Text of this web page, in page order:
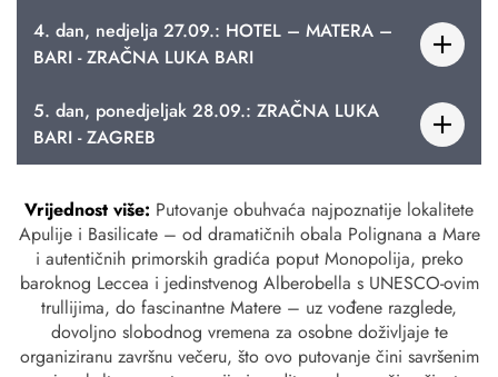
4. dan, nedjelja 27.09.: HOTEL – MATERA –
BARI - ZRAČNA LUKA BARI
5. dan, ponedjeljak 28.09.: ZRAČNA LUKA
BARI - ZAGREB
Vrijednost više: Putovanje obuhvaća najpoznatije lokalitete
Apulije i Basilicate – od dramatičnih obala Polignana a Mare
i autentičnih primorskih gradića poput Monopolija, preko
baroknog Leccea i jedinstvenog Alberobella s UNESCO-ovim
trullijima, do fascinantne Matere – uz vođene razglede,
dovoljno slobodnog vremena za osobne doživljaje te
organiziranu završnu večeru, što ovo putovanje čini savršenim